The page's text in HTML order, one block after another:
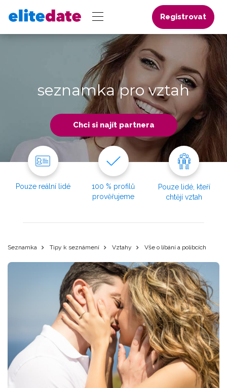
Registrovat
seznamka pro vztah
Chci si najít partnera
Pouze reální lidé
100 % profilů
prověřujeme
Pouze lidé, kteří
chtějí vztah
Seznamka Tipy k seznámení Vztahy Vše o líbání a polibcích